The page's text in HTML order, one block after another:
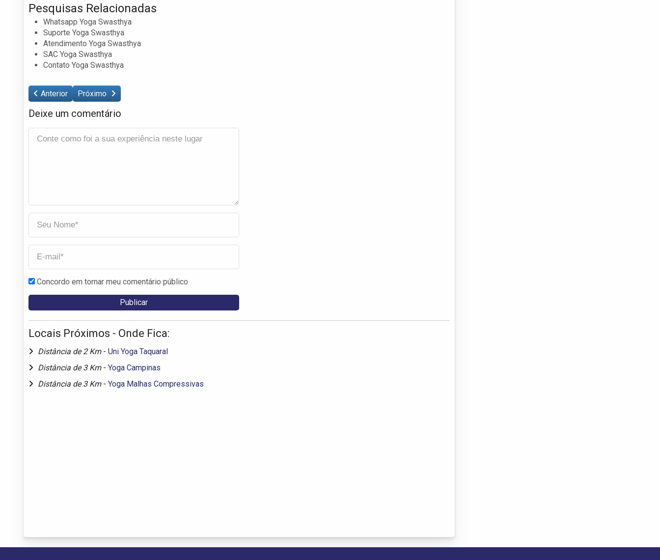
Pesquisas Relacionadas
Whatsapp Yoga Swasthya
Suporte Yoga Swasthya
Atendimento Yoga Swasthya
SAC Yoga Swasthya
Contato Yoga Swasthya
Anterior Próximo
Deixe um comentário
Concordo em tornar meu comentário público
Locais Próximos - Onde Fica:
Distância de 2 Km - Uni Yoga Taquaral
Distância de 3 Km - Yoga Campinas
Distância de 3 Km - Yoga Malhas Compressivas